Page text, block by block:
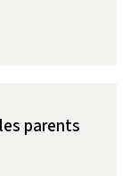
parents